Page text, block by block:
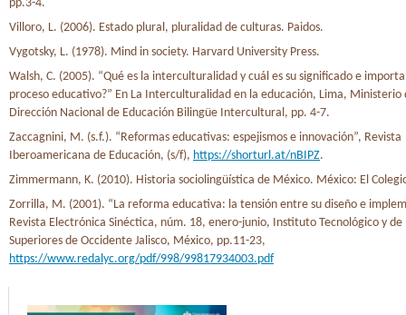
pp.3-4.
Villoro, L. (2006). Estado plural, pluralidad de culturas. Paidos.
Vygotsky, L. (1978). Mind in society. Harvard University Press.
Walsh, C. (2005). “Qué es la interculturalidad y cuál es su significado e
proceso educativo?” En La Interculturalidad en la educación, Lima, Ministerio
Dirección Nacional de Educación Bilingüe Intercultural, pp. 4-7.
Zaccagnini, M. (s.f.). “Reformas educativas: espejismos e innovación”, Revista
Iberoamericana de Educación, (s/f), https://shorturl.at/nBIPZ.
Zimmermann, K. (2010). Historia sociolingüística de México. México: El
Zorrilla, M. (2001). “La reforma educativa: la tensión entre su diseño e
Revista Electrónica Sinéctica, núm. 18, enero-junio, Instituto Tecnológico y de
Superiores de Occidente Jalisco, México, pp.11-23,
https://www.redalyc.org/pdf/998/99817934003.pdf